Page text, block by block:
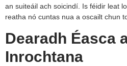
an suiteáil ach soicindí. Is féidir leat
reatha nó cuntas nua a oscailt chun
Dearadh Éasca
Inrochtana